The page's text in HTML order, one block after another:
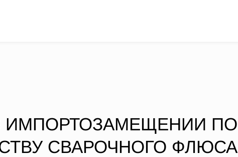
ПО
СВАРОЧНОГО ФЛЮСА